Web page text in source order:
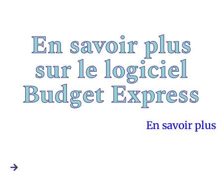
En savoir plus
sur le logiciel
Budget Express
En savoir plus